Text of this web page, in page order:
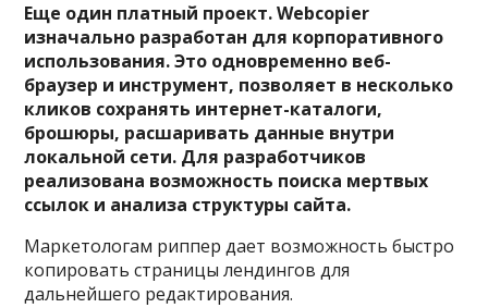
Еще один платный проект. Webcopier
изначально разработан для корпоративного
использования. Это одновременно веб-
браузер и инструмент, позволяет в несколько
кликов сохранять интернет-каталоги,
брошюры, расшаривать данные внутри
локальной сети. Для разработчиков
реализована возможность поиска мертвых
ссылок и анализа структуры сайта.
Маркетологам риппер дает возможность быстро
копировать страницы лендингов для
дальнейшего редактирования.